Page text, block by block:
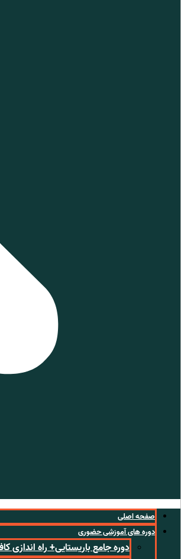
صفحه اصلی
دوره های آموزشی حضوری
دوره جامع باریستایی+ راه اندازی